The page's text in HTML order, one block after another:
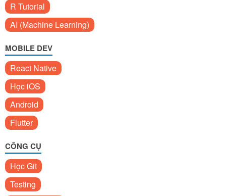
R Tutorial
AI (Machine Learning)
MOBILE DEV
React Native
Học iOS
Android
Flutter
CÔNG CỤ
Học Git
Testing